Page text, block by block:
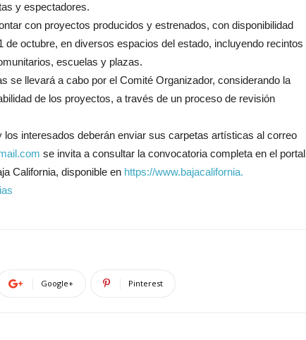
y espectadores.
con proyectos producidos y estrenados, con disponibilidad
de octubre, en diversos espacios del estado, incluyendo recintos
escuelas y plazas.
se llevará a cabo por el Comité Organizador, considerando la
de los proyectos, a través de un proceso de revisión
interesados deberán enviar sus carpetas artísticas al correo
com se invita a consultar la convocatoria completa en el portal
California, disponible en https://www.bajacalifornia.
Google+ Pinterest